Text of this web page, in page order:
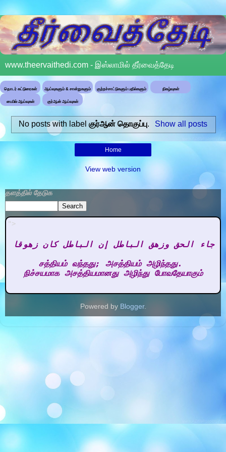
www.theervaithedi.com - இஸ்லாமில் தீர்வைத்தேடி
தொடர் கட்டுரைகள் ஆய்வுகளும் & சான்றுகளும் குற்றச்சாட்டுகளும் பதில்களும் நிகழ்வுகள்
பைபில் ஆய்வுகள் குர்ஆன் ஆய்வுகள்
No posts with labelகுர்ஆன் தொகுப்பு. Show all posts
Home
View web version
தளத்தில் தேடுக
">
சத்தியம் வந்தது; அசத்தியம் அழிந்தது.
நிச்சயமாக அசத்தியமானது அழிந்து போவதேயாகும்
Powered by Blogger.